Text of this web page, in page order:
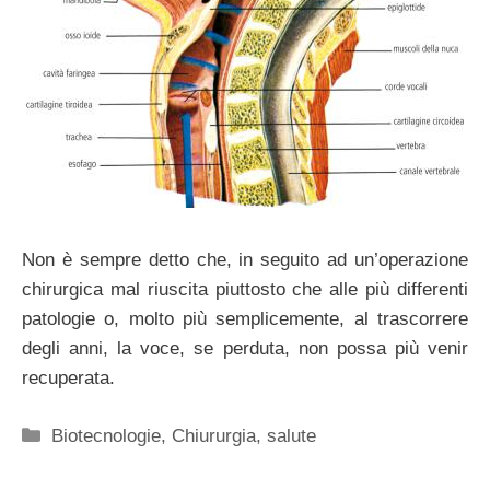
Non è sempre detto che, in seguito ad un’operazione
chirurgica mal riuscita piuttosto che alle più differenti
patologie o, molto più semplicemente, al trascorrere
degli anni, la voce, se perduta, non possa più venir
recuperata.
Categorie
Biotecnologie, Chiururgia,salute